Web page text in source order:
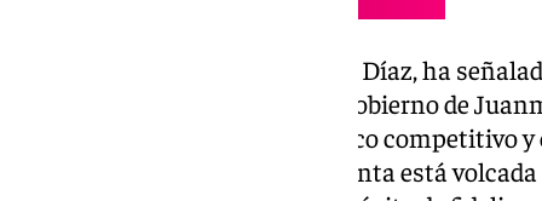
La consejera de Fomento, Rocío Díaz, ha
son fruto del compromiso del Gobierno de
cuente con un transporte público competitivo
sentido, ha remarcado que la Junta está